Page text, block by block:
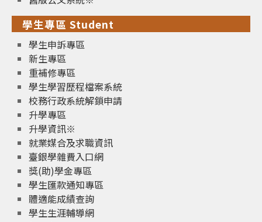
學生專區 Student
學生申訴專區
新生專區
重補修專區
學生學習歷程檔案系統
校務行政系統解鎖申請
升學專區
升學資訊※
就業媒合及求職資訊
臺銀學雜費入口網
獎(助)學金專區
學生匯款通知專區
體適能成績查詢
學生生涯輔導網